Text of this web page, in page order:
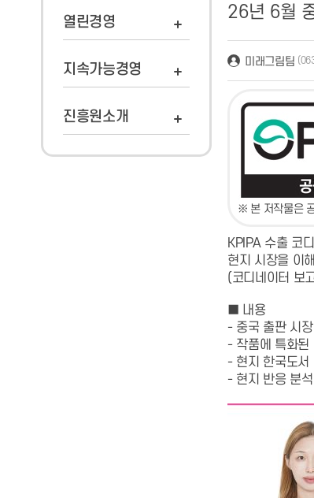
열린경영
지속가능경영
진흥원소개
26년 6월
미래그림팀
※ 본 저작물은
KPIPA 수출 코
현지 시장을 이
(코디네이터 보
■ 내용
- 중국 출판 시
- 작품에 특화된
- 현지 한국도서
- 현지 반응 분